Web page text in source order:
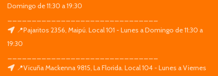
Domingo de 11:30 a 19:30
📍Pajaritos 2356, Maipú. Local 101 - Lunes a Domingo de 11:30 a
19:30
📍Vicuña Mackenna 9815, La Florida. Local 104 - Lunes a Viernes